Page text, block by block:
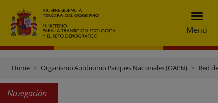
Menú
Home Organismo Autónomo Parques Nacionales (OAPN) Red
Navegación